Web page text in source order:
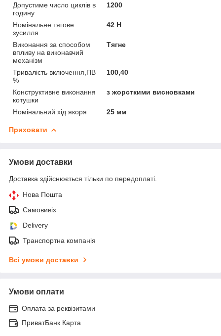
Допустиме число циклів в
годину
1200
Номінальне тягове
зусилля
42 Н
Виконання за способом
впливу на виконавчий
механізм
Тягне
Тривалість включення,ПВ
%
100,40
Конструктивне виконання
котушки
з жорсткими висновками
Номінальний хід якоря 25 мм
Приховати
Умови доставки
Доставка здійснюється тільки по передоплаті.
Нова Пошта
Самовивіз
Delivery
Транспортна компанія
Всі умови доставки
Умови оплати
Оплата за реквізитами
ПриватБанк Карта